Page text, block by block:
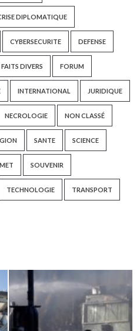
DIPLOMATIQUE
CYBERSECURITE DEFENSE
FAITS DIVERS FORUM
INTERNATIONAL JURIDIQUE
NECROLOGIE NON CLASSÉ
SANTE SCIENCE
SOUVENIR
TECHNOLOGIE TRANSPORT